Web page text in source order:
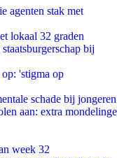
agenten stak met
lokaal 32 graden
bij
'stigma op
schade bij jongeren
aan: extra mondelinge
week 32